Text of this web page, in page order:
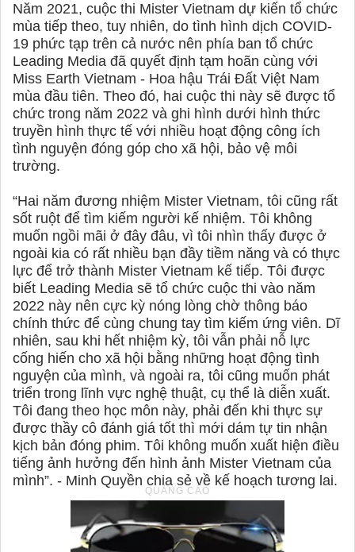
Năm 2021, cuộc thi Mister Vietnam dự kiến tổ chức
mùa tiếp theo, tuy nhiên, do tình hình dịch COVID-
19 phức tạp trên cả nước nên phía ban tổ chức
Leading Media đã quyết định tạm hoãn cùng với
Miss Earth Vietnam - Hoa hậu Trái Đất Việt Nam
mùa đầu tiên. Theo đó, hai cuộc thi này sẽ được tổ
chức trong năm 2022 và ghi hình dưới hình thức
truyền hình thực tế với nhiều hoạt động công ích
tình nguyện đóng góp cho xã hội, bảo vệ môi
trường.
“Hai năm đương nhiệm Mister Vietnam, tôi cũng rất
sốt ruột để tìm kiếm người kế nhiệm. Tôi không
muốn ngồi mãi ở đây đâu, vì tôi nhìn thấy được ở
ngoài kia có rất nhiều bạn đầy tiềm năng và có thực
lực để trở thành Mister Vietnam kế tiếp. Tôi được
biết Leading Media sẽ tổ chức cuộc thi vào năm
2022 này nên cực kỳ nóng lòng chờ thông báo
chính thức để cùng chung tay tìm kiếm ứng viên. Dĩ
nhiên, sau khi hết nhiệm kỳ, tôi vẫn phải nỗ lực
cống hiến cho xã hội bằng những hoạt động tình
nguyện của mình, và ngoài ra, tôi cũng muốn phát
triển trong lĩnh vực nghệ thuật, cụ thể là diễn xuất.
Tôi đang theo học môn này, phải đến khi thực sự
được thầy cô đánh giá tốt thì mới dám tự tin nhận
kịch bản đóng phim. Tôi không muốn xuất hiện điều
tiếng ảnh hưởng đến hình ảnh Mister Vietnam của
mình”. - Minh Quyền chia sẻ về kế hoạch tương lai.